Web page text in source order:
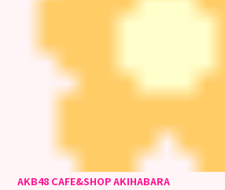
AKB48 CAFE&SHOP AKIHABARA